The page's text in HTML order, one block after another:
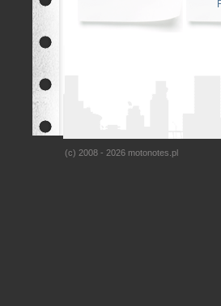
(c) 2008 - 2026 motonotes.pl